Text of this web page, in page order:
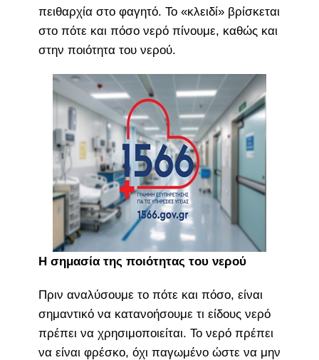
πειθαρχία στο φαγητό. Το «κλειδί» βρίσκεται
στο πότε και πόσο νερό πίνουμε, καθώς και
στην ποιότητα του νερού.
Η σημασία της ποιότητας του νερού
Πριν αναλύσουμε το πότε και πόσο, είναι
σημαντικό να κατανοήσουμε τι είδους νερό
πρέπει να χρησιμοποιείται. Το νερό πρέπει
να είναι φρέσκο, όχι παγωμένο ώστε να μην